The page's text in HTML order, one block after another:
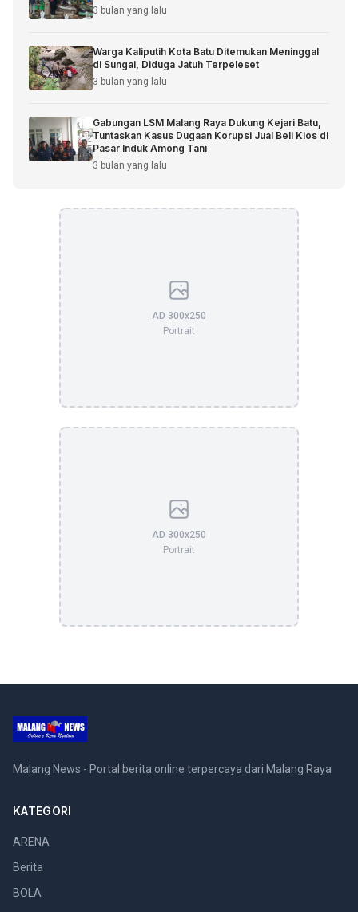
3 bulan yang lalu
Warga Kaliputih Kota Batu Ditemukan Meninggal
di Sungai, Diduga Jatuh Terpeleset
3 bulan yang lalu
Gabungan LSM Malang Raya Dukung Kejari Batu,
Tuntaskan Kasus Dugaan Korupsi Jual Beli Kios di
Pasar Induk Among Tani
3 bulan yang lalu
AD 300x250
Portrait
AD 300x250
Portrait
Malang News - Portal berita online terpercaya dari Malang Raya
KATEGORI
ARENA
Berita
BOLA